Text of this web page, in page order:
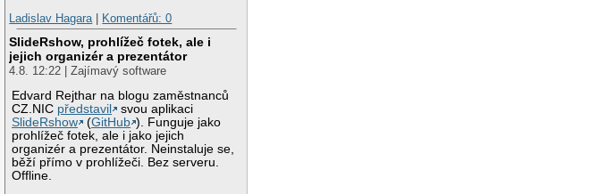
Ladislav Hagara| Komentářů: 0
SlideRshow, prohlížeč fotek, ale i
jejich organizér a prezentátor
4.8. 12:22 | Zajímavý software
Edvard Rejthar na blogu zaměstnanců
CZ.NIC představil
svou aplikaci
SlideRshow
(GitHub ). Funguje jako
prohlížeč fotek, ale i jako jejich
organizér a prezentátor. Neinstaluje se,
běží přímo v prohlížeči. Bez serveru.
Offline.